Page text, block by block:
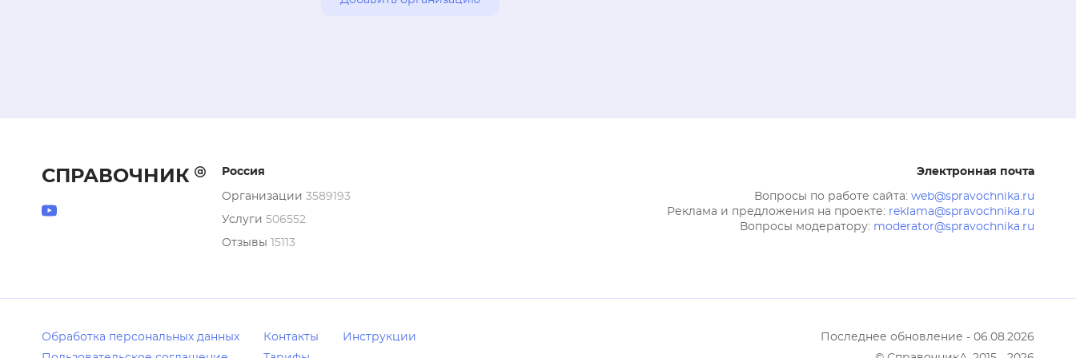
СПРАВОЧНИК Россия
Организации 3589193
Услуги 506552
Отзывы 15113
Электронная почта
Вопросы по работе сайта: web@spravochnika.ru
Реклама и предложения на проекте: reklama@spravochnika.ru
Вопросы модератору: moderator@spravochnika.ru
Обработка персональных данных
Контакты
Инструкции
Последнее обновление - 06.08.2026